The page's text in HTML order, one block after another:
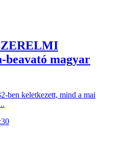
magyar
ben keletkezett, mind a mai